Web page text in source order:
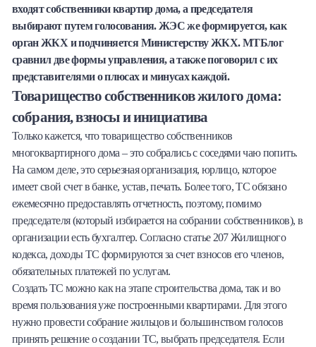
Мобильный банк MOBY
Потребительский кредит
Карта КАКТУС
Продукты для Бизнеса
входят собственники квартир дома, а председателя
выбирают путем голосования. ЖЭС же формируется, как
орган ЖКХ и подчиняется Министерству ЖКХ. МТБлог
сравнил две формы управления, а также поговорил с их
представителями о плюсах и минусах каждой.
Товарищество собственников жилого дома:
собрания, взносы и инициатива
Только кажется, что товарищество собственников
многоквартирного дома – это собрались с соседями чаю попить.
На самом деле, это серьезная организация, юрлицо, которое
имеет свой счет в банке, устав, печать. Более того, ТС обязано
ежемесячно предоставлять отчетность, поэтому, помимо
председателя (который избирается на собрании собственников), в
организации есть бухгалтер. Согласно статье 207 Жилищного
кодекса, доходы ТС формируются за счет взносов его членов,
обязательных платежей по услугам.
Создать ТС можно как на этапе строительства дома, так и во
время пользования уже построенными квартирами. Для этого
нужно провести собрание жильцов и большинством голосов
принять решение о создании ТС, выбрать председателя. Если